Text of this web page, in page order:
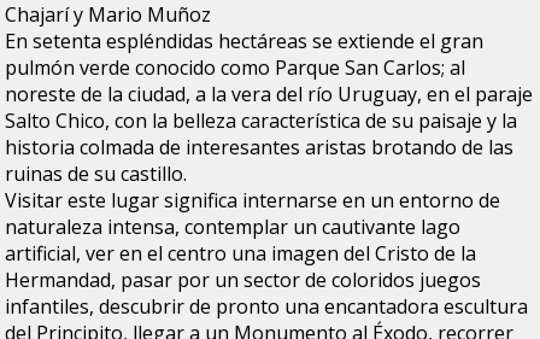
Chajarí y Mario Muñoz
En setenta espléndidas hectáreas se extiende el gran
pulmón verde conocido como Parque San Carlos; al
noreste de la ciudad, a la vera del río Uruguay, en el paraje
Salto Chico, con la belleza característica de su paisaje y la
historia colmada de interesantes aristas brotando de las
ruinas de su castillo.
Visitar este lugar significa internarse en un entorno de
naturaleza intensa, contemplar un cautivante lago
artificial, ver en el centro una imagen del Cristo de la
Hermandad, pasar por un sector de coloridos juegos
infantiles, descubrir de pronto una encantadora escultura
del Principito, llegar a un Monumento al Éxodo, recorrer